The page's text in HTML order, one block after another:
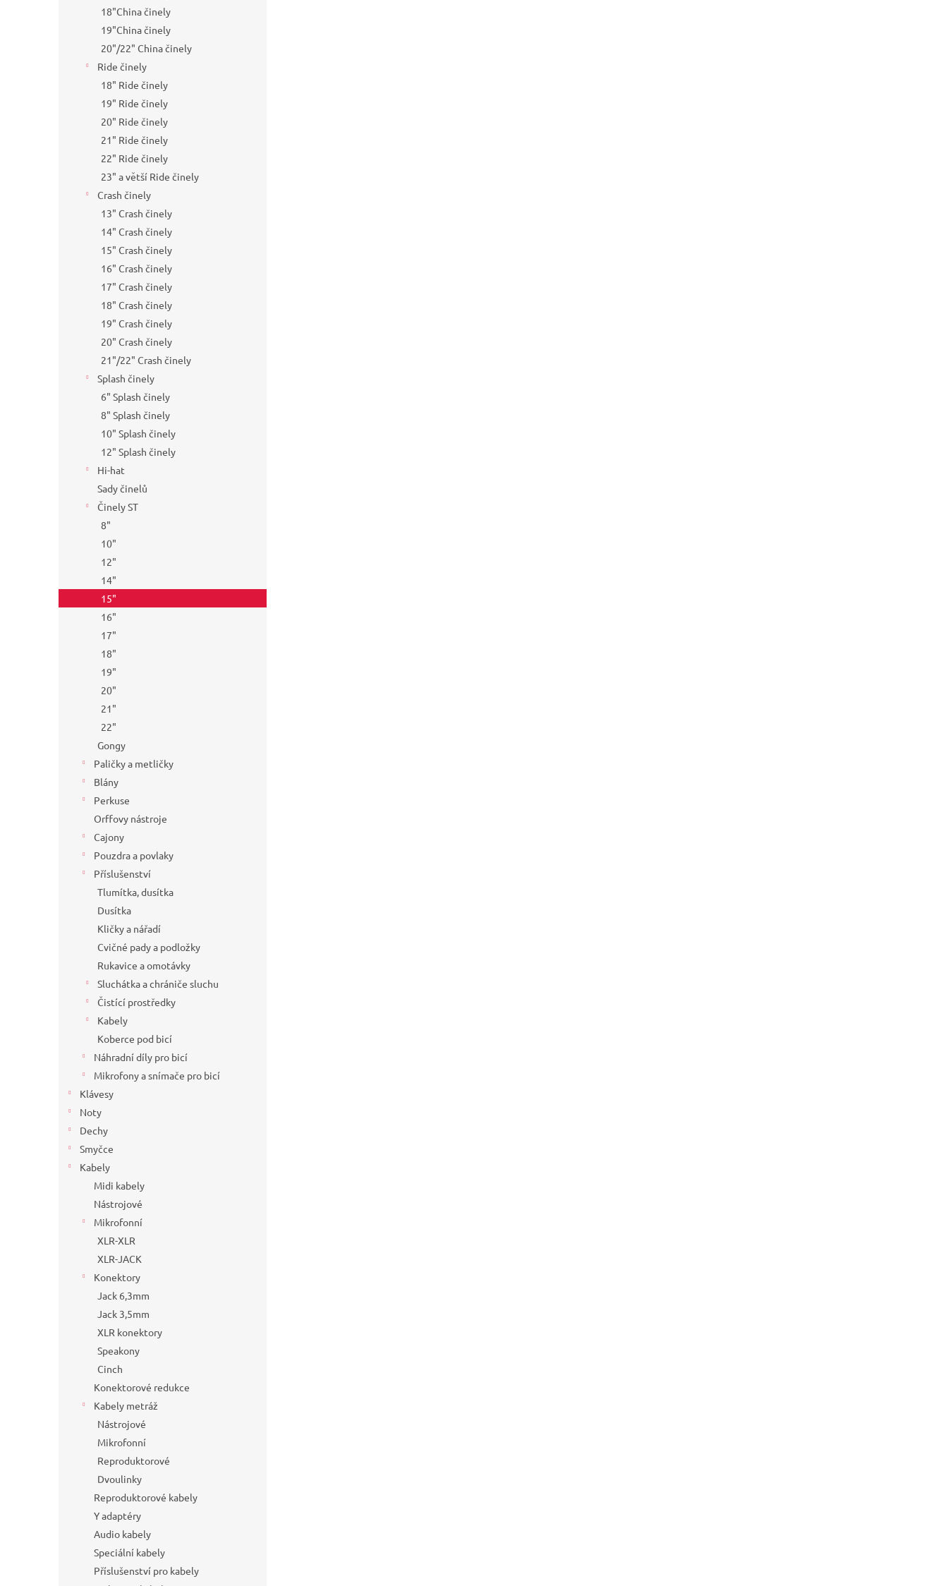
18"China činely
19"China činely
20"/22" China činely
Ride činely
18" Ride činely
19" Ride činely
20" Ride činely
21" Ride činely
22" Ride činely
23" a větší Ride činely
Crash činely
13" Crash činely
14" Crash činely
15" Crash činely
16" Crash činely
17" Crash činely
18" Crash činely
19" Crash činely
20" Crash činely
21"/22" Crash činely
Splash činely
6" Splash činely
8" Splash činely
10" Splash činely
12" Splash činely
Hi-hat
Sady činelů
Činely ST
8"
10"
12"
14"
15"
16"
17"
18"
19"
20"
21"
22"
Gongy
Paličky a metličky
Blány
Perkuse
Orffovy nástroje
Cajony
Pouzdra a povlaky
Příslušenství
Tlumítka, dusítka
Dusítka
Kličky a nářadí
Cvičné pady a podložky
Rukavice a omotávky
Sluchátka a chrániče sluchu
Čistící prostředky
Kabely
Koberce pod bicí
Náhradní díly pro bicí
Mikrofony a snímače pro bicí
Klávesy
Noty
Dechy
Smyčce
Kabely
Midi kabely
Nástrojové
Mikrofonní
XLR-XLR
XLR-JACK
Konektory
Jack 6,3mm
Jack 3,5mm
XLR konektory
Speakony
Cinch
Konektorové redukce
Kabely metráž
Nástrojové
Mikrofonní
Reproduktorové
Dvoulinky
Reproduktorové kabely
Y adaptéry
Audio kabely
Speciální kabely
Příslušenství pro kabely